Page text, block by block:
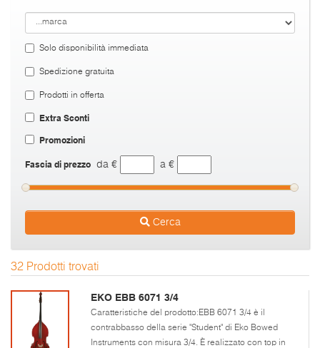
Solo disponibilità immediata
Spedizione gratuita
Prodotti in offerta
Extra Sconti
Promozioni
Fascia di prezzo da € a €
Cerca
32 Prodotti trovati
EKO EBB 6071 3/4
Caratteristiche del prodotto:EBB 6071 3/4 è il
contrabbasso della serie "Student" di Eko Bowed
Instruments con misura 3/4. È realizzato con top in